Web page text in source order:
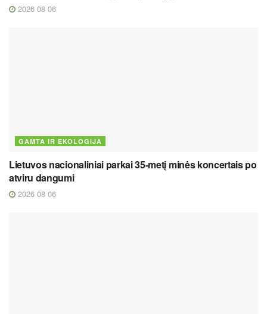
2026 08 06
GAMTA IR EKOLOGIJA
Lietuvos nacionaliniai parkai 35-metį minės koncertais po
atviru dangumi
2026 08 06